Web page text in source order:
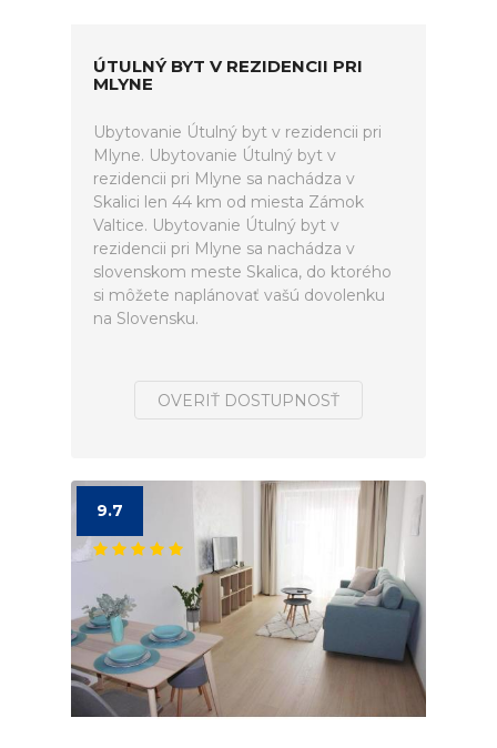
ÚTULNÝ BYT V REZIDENCII PRI
MLYNE
Ubytovanie Útulný byt v rezidencii pri
Mlyne. Ubytovanie Útulný byt v
rezidencii pri Mlyne sa nachádza v
Skalici len 44 km od miesta Zámok
Valtice. Ubytovanie Útulný byt v
rezidencii pri Mlyne sa nachádza v
slovenskom meste Skalica, do ktorého
si môžete naplánovať vašú dovolenku
na Slovensku.
OVERIŤ DOSTUPNOSŤ
9.7